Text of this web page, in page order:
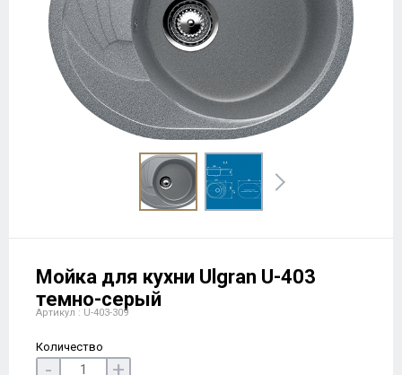
Мойка для кухни Ulgran U-403
темно-серый
Артикул : U-403-309
Количество
- +